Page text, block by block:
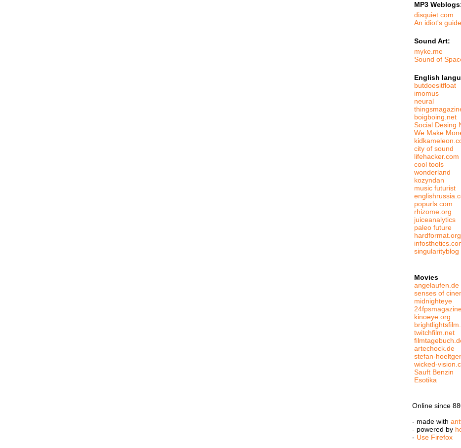
MP3
disquiet.com
An idiot's
Sound Art:
myke.me
Sound of
English
butdoesitfloat
imomus
neural
boigboing.net
Social Desing
We Make
city of sound
lifehacker.com
cool tools
wonderland
kozyndan
music futurist
popurls.com
rhizome.org
juiceanalytics
paleo future
hardformat.org
singularityblog
Movies
angelaufen.de
senses of
midnighteye
kinoeye.org
twitchfilm.net
artechock.de
stefan-
wicked-
Sauft Benzin
Esotika
Online since
- made with
- powered by
- Use Firefox